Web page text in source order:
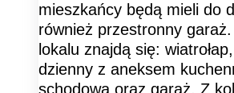
mieszkańcy będą mieli do
również przestronny
lokalu znajdą się:
dzienny z aneksem
schodowa oraz garaż. Z